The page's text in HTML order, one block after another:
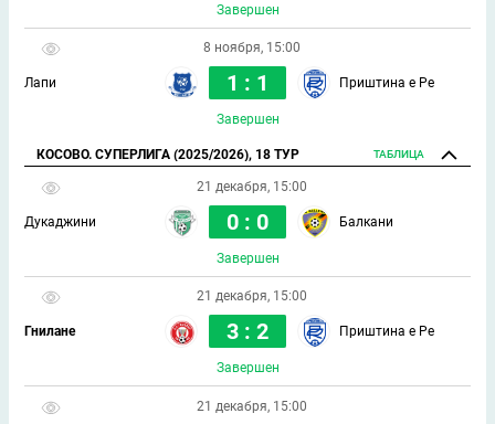
Завершен
8 ноября, 15:00
Лапи 1 : 1 Приштина е Ре
Завершен
КОСОВО. СУПЕРЛИГА (2025/2026), 18 ТУР ТАБЛИЦА
21 декабря, 15:00
Дукаджини 0 : 0 Балкани
Завершен
21 декабря, 15:00
Гнилане 3 : 2 Приштина е Ре
Завершен
21 декабря, 15:00